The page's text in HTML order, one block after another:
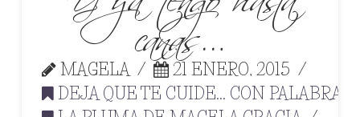
canas…
MAGELA
21 ENERO, 2015
DEJA QUE TE CUIDE... CON PALABRAS